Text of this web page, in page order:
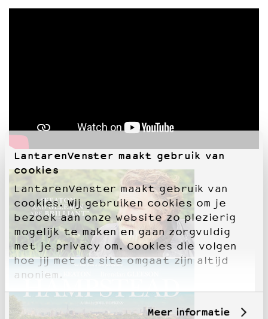
LantarenVenster maakt gebruik van
cookies
LantarenVenster maakt gebruik van
cookies. Wij gebruiken cookies om je
bezoek aan onze website zo plezierig
mogelijk te maken en gaan zorgvuldig
met je privacy om. Cookies die volgen
hoe jij met de site omgaat zijn altijd
anoniem.
Meer informatie
Privacyverklaring